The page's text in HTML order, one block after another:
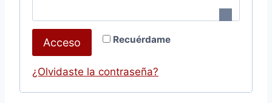
Recuérdame
Acceso
¿Olvidaste la contraseña?